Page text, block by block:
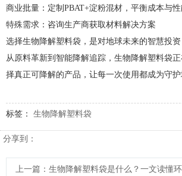
商业批量：定制PBAT+淀粉混材，平衡成本与
特殊需求：咨询生产商获取材料解决方案
选择生物降解塑料袋，是对地球未来的智慧投资
从原料革新到智能降解追踪，生物降解塑料袋
择真正可降解的产品，让每一次使用都成为守护
标签： 生物降解塑料袋
分享到：
上一篇 ：生物降解塑料袋是什么？一文读懂环保包装主要